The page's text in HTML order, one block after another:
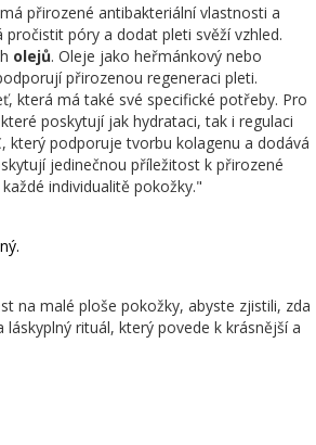
přirozené antibakteriální vlastnosti a
póry a dodat pleti svěží vzhled.
olejů. Oleje jako heřmánkový nebo
přirozenou regeneraci pleti.
která má také své specifické potřeby. Pro
poskytují jak hydrataci, tak i regulaci
který podporuje tvorbu kolagenu a dodává
jedinečnou příležitost k přirozené
individualitě pokožky."
na malé ploše pokožky, abyste zjistili, zda
rituál, který povede k krásnější a